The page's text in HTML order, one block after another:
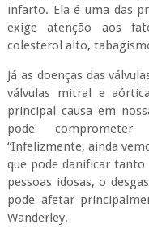
infarto. Ela é uma das
exige atenção aos
colesterol alto,
Já as doenças das
válvulas mitral e
principal causa em
pode comprometer
“Infelizmente, ainda
que pode danificar
pessoas idosas, o
pode afetar
Wanderley.